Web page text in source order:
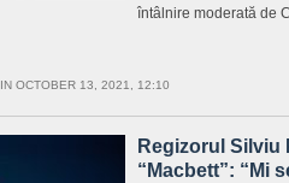
întâlnire moderată de
IN OCTOBER 13, 2021, 12:10
Regizorul Silviu
“Macbett”: “Mi